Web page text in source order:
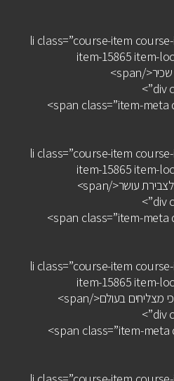
<li class=”course-item
item-15865 item-
<li class=”course-item
item-15865 item-
<li class=”course-item
item-15865 item-